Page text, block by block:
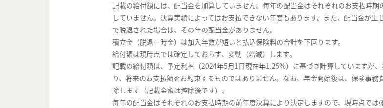
記載の給付額には、配当金を加算していません。毎年の配当金はそれぞれのお支払時
していません。決算実績によってはお支払できない年度もあります。また、配当金が
で脱退された場合は、その年の配当金がありません。
積立金（脱退一時金）は加入年数が短いと払込保険料の合計を下回ります。
給付額は現時点では確定しておらず、変動（増減）します。
記載の給付額は、予定利率（2024年5月1日現在年1.25%）に基づき計算していますが
り、将来のお支払額をお約束するものではありません。なお、年金開始後は、保険事
除します（記載金額は控除後です）。
毎年の配当金はそれぞれのお支払時期の前年度決算により決定しますので、現時点で